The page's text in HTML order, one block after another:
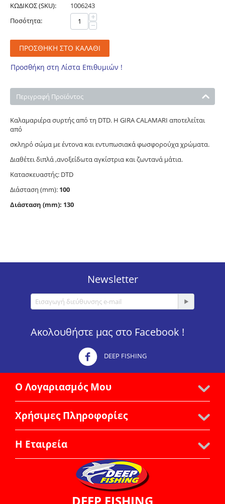
ΚΩΔΙΚΟΣ (SKU):
1006243
Ποσότητα:
+
−
ΠΡΟΣΘΉΚΗ ΣΤΟ ΚΑΛΆΘΙ
Προσθήκη στη Λίστα Επιθυμιών !
Περιγραφή Προϊόντος
Καλαμαριέρα συρτής από τη DTD. Η GIRA CALAMARI αποτελείται
από
σκληρό σώμα με έντονα και εντυπωσιακά φωσφορούχα χρώματα.
Διαθέτει διπλά ,ανοξείδωτα αγκίστρια και ζωντανά μάτια.
Κατασκευαστής: DTD
Διάσταση (mm): 100
Διάσταση (mm): 130
Newsletter
Ακολουθήστε μας στο Facebook !
DEEP FISHING
Ο Λογαριασμός Μου
Χρήσιμες Πληροφορίες
Η Εταιρεία